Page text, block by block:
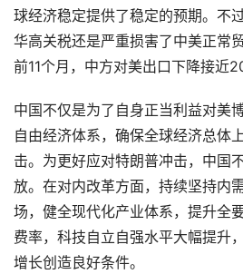
球经济稳定提供了稳定的预期。不
华高关税还是严重损害了中美正常
前11个月，中方对美出口下降接近
中国不仅是为了自身正当利益对美
自由经济体系，确保全球经济总体
击。为更好应对特朗普冲击，中国
放。在对内改革方面，持续坚持内
场，健全现代化产业体系，提升全
费率，科技自立自强水平大幅提升
增长创造良好条件。